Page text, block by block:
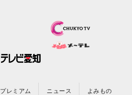
プレミアム ニュース よみもの